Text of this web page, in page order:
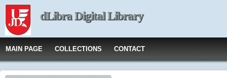
dLibra Digital Library
MAIN PAGE COLLECTIONS CONTACT